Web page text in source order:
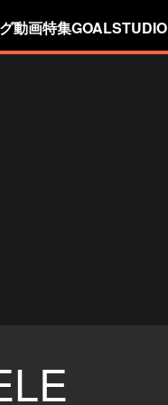
動画特集GOALSTUDIO